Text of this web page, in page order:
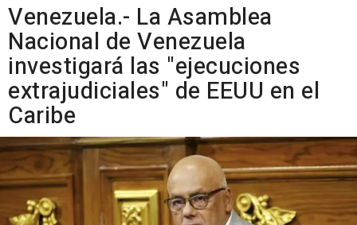
Venezuela.- La Asamblea
Nacional de Venezuela
investigará las "ejecuciones
extrajudiciales" de EEUU en el
Caribe